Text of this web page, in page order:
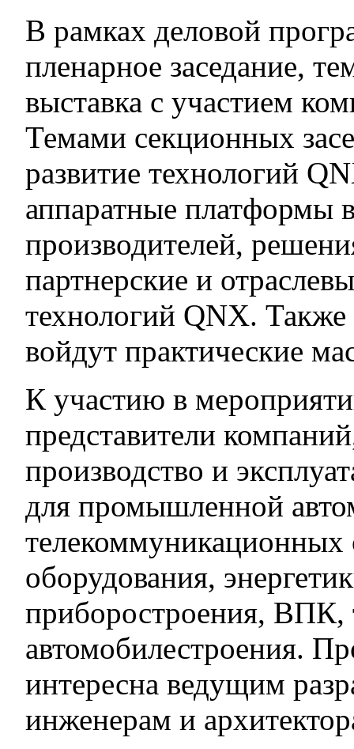
В рамках деловой
пленарное заседание,
выставка с участием
Темами секционных
развитие технологий
аппаратные платформы
производителей,
партнерские и
технологий QNX.
войдут практические
К участию в
представители
производство и
для промышленной
телекоммуникационных
оборудования,
приборостроения, ВПК,
автомобилестроения.
интересна ведущим
инженерам и